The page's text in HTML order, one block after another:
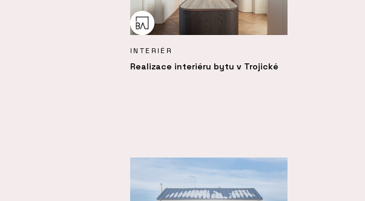
INTERIÉR
Realizace interiéru bytu v Trojické